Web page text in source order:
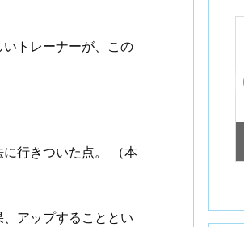
トレーナーが、この
行きついた点。 （本
アップすることとい